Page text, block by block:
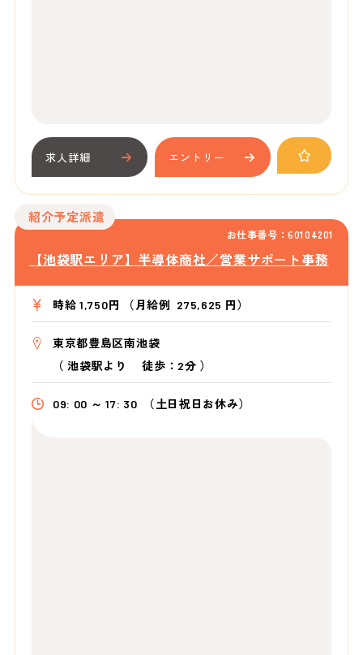
求人詳細 エントリー
お仕事番号：60104201
紹介予定派遣
【池袋駅エリア】半導体商社／営業サポート事務
時給 1,750円 （月給例 275,625 円）
東京都豊島区南池袋
（池袋駅より徒歩：2分 ）
09: 00 ～ 17: 30 （土日祝日お休み）